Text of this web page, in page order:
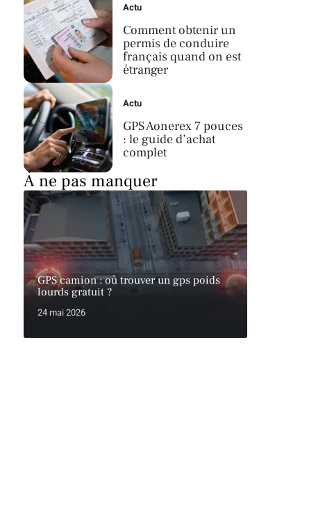
Actu
Comment obtenir un
permis de conduire
français quand on est
étranger
Actu
GPS Aonerex 7 pouces
: le guide d’achat
complet
À ne pas manquer
GPS camion : où trouver un gps poids
lourds gratuit ?
24 mai 2026